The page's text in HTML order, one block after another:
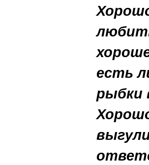
есть
рыбки